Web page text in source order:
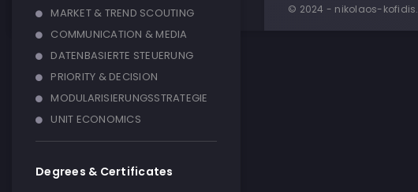
MARKET & TREND SCOUTING
COMMUNICATION & MEDIA
DATENBASIERTE STEUERUNG
PRIORITY & DECISION
MODULARISIERUNGSSTRATEGIE
UNIT ECONOMICS
Degrees & Certificates
© 2024 - nikolaos-